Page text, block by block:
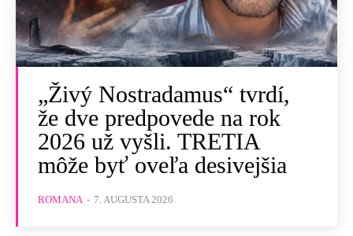
„Živý Nostradamus“ tvrdí,
že dve predpovede na rok
2026 už vyšli. TRETIA
môže byť oveľa desivejšia
ROMANA - 7. AUGUSTA 2026